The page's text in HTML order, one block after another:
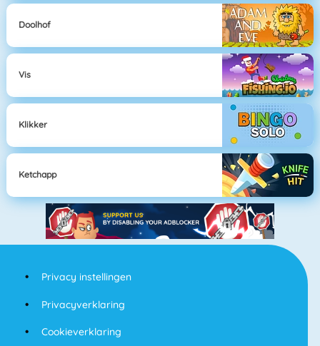
Doolhof
Vis
Klikker
Ketchapp
Privacy instellingen
Privacyverklaring
Cookieverklaring